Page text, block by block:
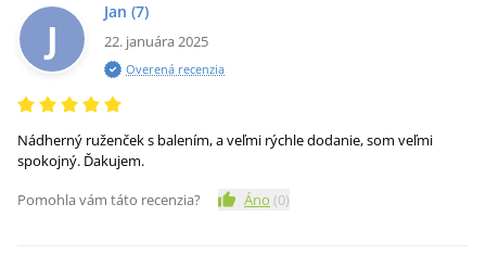
J
Jan (7)
22. januára 2025
Overená recenzia
Nádherný ruženček s balením, a veľmi rýchle dodanie, som veľmi
spokojný. Ďakujem.
Pomohla vám táto recenzia?
Áno (0)